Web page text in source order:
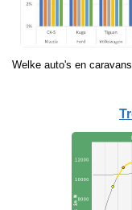
Welke auto's en